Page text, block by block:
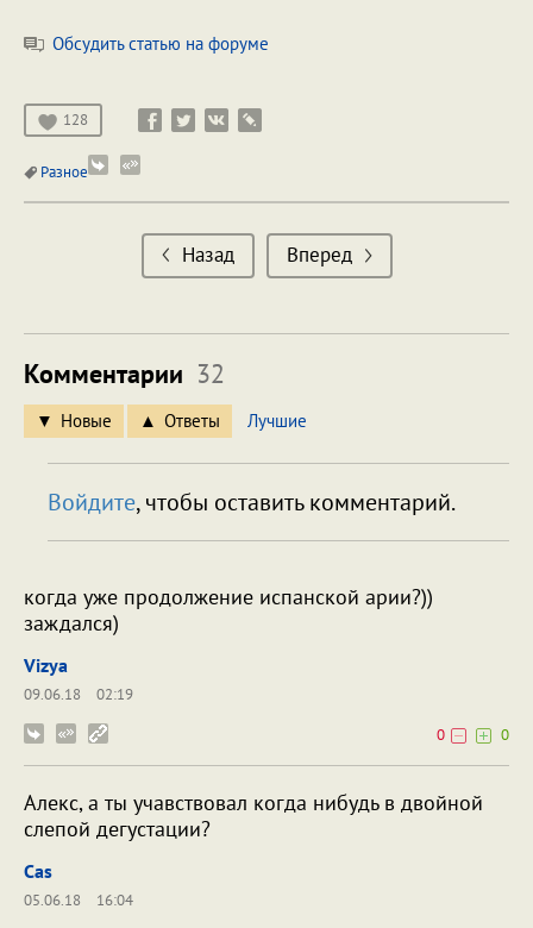
Обсудить статью на форуме
128
Разное
Назад Вперед
Комментарии 32
Новые Ответы Лучшие
Войдите, чтобы оставить комментарий.
когда уже продолжение испанской арии?))
заждался)
Vizya
09.06.18
02:19
0
0
Алекс, а ты учавствовал когда нибудь в двойной
слепой дегустации?
Cas
05.06.18
16:04